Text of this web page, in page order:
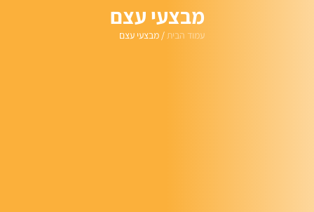
מבצעי עצם
עמוד הבית/ מבצעי עצם